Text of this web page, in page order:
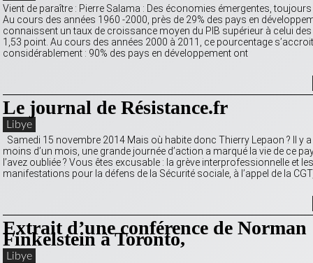
Vient de paraître : Pierre Salama : Des économies émergentes,
Au cours des années 1960 -2000, près de 29% des pays en
connaissent un taux de croissance moyen du PIB supérieur à celui des
1,53 point. Au cours des années 2000 à 2011, ce pourcentage s’accroit
considérablement : 90% des pays en développement ont
Le journal de Résistance.fr
Libye
Samedi 15 novembre 2014 Mais où habite donc Thierry Lepaon ? Il y
moins d’un mois, une grande journée d’action a marqué la vie de ce
l’avez oubliée ? Vous êtes excusable : la grève interprofessionnelle et les
manifestations pour la défens de la Sécurité sociale, à l’appel de la
Extrait d’une conférence de Norman
Finkelstein à Toronto,
Libye